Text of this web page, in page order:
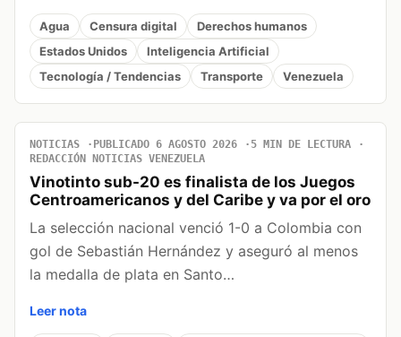
Agua Censura digital
Derechos humanos
Estados Unidos
Inteligencia Artificial
Tecnología / Tendencias
Transporte Venezuela
NOTICIAS PUBLICADO 6 AGOSTO 2026
5 MIN DE LECTURA
REDACCIÓN NOTICIAS VENEZUELA
Vinotinto sub-20 es finalista de los Juegos
Centroamericanos y del Caribe y va por el oro
La selección nacional venció 1-0 a Colombia con
gol de Sebastián Hernández y aseguró al menos
la medalla de plata en Santo…
Leer nota